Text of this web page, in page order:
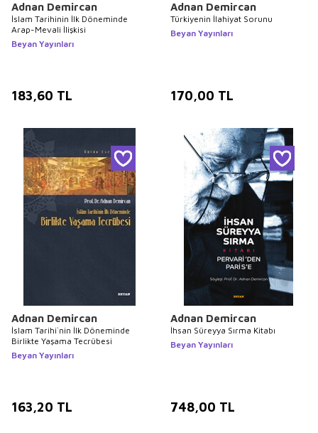
Adnan Demircan
İslam Tarihinin İlk Döneminde
Arap-Mevali İlişkisi
Beyan Yayınları
183,60 TL
Adnan Demircan
Türkiyenin İlahiyat Sorunu
Beyan Yayınları
170,00 TL
Adnan Demircan
İslam Tarihi`nin İlk Döneminde
Birlikte Yaşama Tecrübesi
Beyan Yayınları
163,20 TL
Adnan Demircan
İhsan Süreyya Sırma Kitabı
Beyan Yayınları
748,00 TL